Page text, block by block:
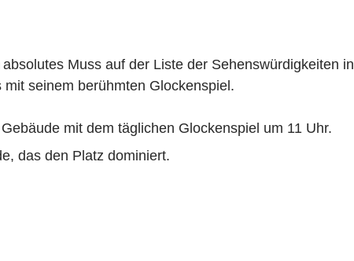
Muss auf der Liste der Sehenswürdigkeiten in
seinem berühmten Glockenspiel.
mit dem täglichen Glockenspiel um 11 Uhr.
das den Platz dominiert.